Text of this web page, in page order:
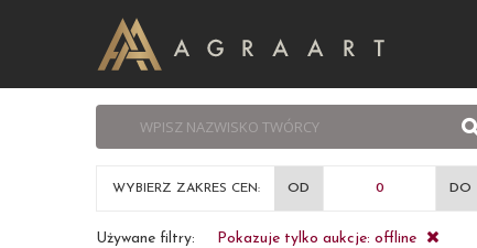
WYBIERZ ZAKRES CEN: OD DO
Używane filtry: Pokazuje tylko aukcje: offline